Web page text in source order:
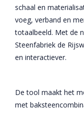
schaal en
voeg, verband en
totaalbeeld. Met de
Steenfabriek de
en interactiever.
De tool maakt het
met